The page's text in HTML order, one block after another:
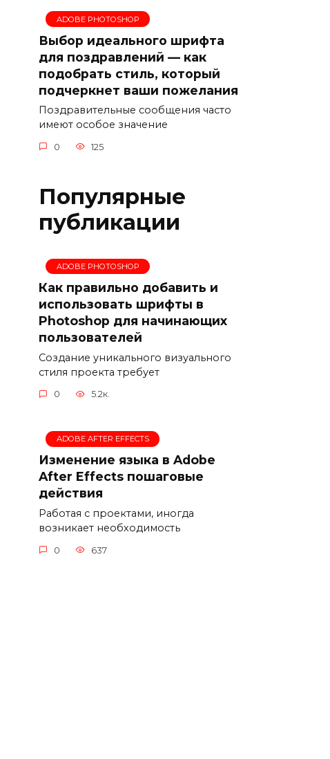
ADOBE PHOTOSHOP
Выбор идеального шрифта
для поздравлений — как
подобрать стиль, который
подчеркнет ваши пожелания
Поздравительные сообщения часто
имеют особое значение
0 125
Популярные
публикации
ADOBE PHOTOSHOP
Как правильно добавить и
использовать шрифты в
Photoshop для начинающих
пользователей
Создание уникального визуального
стиля проекта требует
0 5.2к.
ADOBE AFTER EFFECTS
Изменение языка в Adobe
After Effects пошаговые
действия
Работая с проектами, иногда
возникает необходимость
0 637